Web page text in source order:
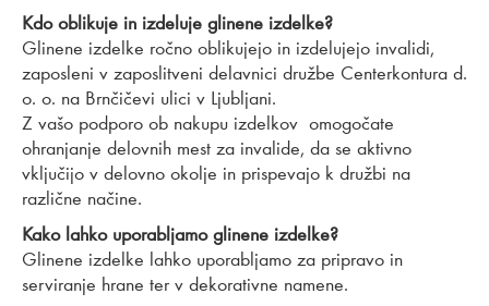
Kdo oblikuje in izdeluje glinene izdelke?
Glinene izdelke ročno oblikujejo in izdelujejo invalidi,
zaposleni v zaposlitveni delavnici družbe Centerkontura d.
o. o. na Brnčičevi ulici v Ljubljani.
Z vašo podporo ob nakupu izdelkov omogočate
ohranjanje delovnih mest za invalide, da se aktivno
vključijo v delovno okolje in prispevajo k družbi na
različne načine.
Kako lahko uporabljamo glinene izdelke?
Glinene izdelke lahko uporabljamo za pripravo in
serviranje hrane ter v dekorativne namene.